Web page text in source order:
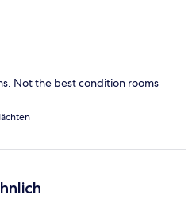
Not the best condition rooms